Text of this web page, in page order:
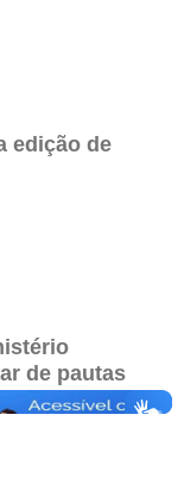
edição de
de pautas